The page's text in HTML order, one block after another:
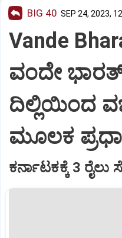
BIG 40 SEP 24, 2023,
Vande
ವಂದೇ ಭಾರತ್‌
ದಿಲ್ಲಿಯಿಂದ
ಮೂಲಕ
ಕರ್ನಾಟಕಕ್ಕೆ 3 ರೈಲು